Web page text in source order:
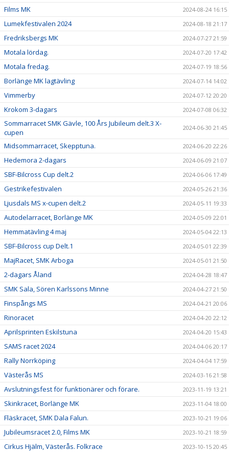
Films MK 2024-08-24 16:15
Lumekfestivalen 2024 2024-08-18 21:17
Fredriksbergs MK 2024-07-27 21:59
Motala lördag. 2024-07-20 17:42
Motala fredag. 2024-07-19 18:56
Borlänge MK lagtävling 2024-07-14 14:02
Vimmerby 2024-07-12 20:20
Krokom 3-dagars 2024-07-08 06:32
Sommarracet SMK Gävle, 100 Års Jubileum delt.3 X-
cupen
2024-06-30 21:45
Midsommarracet, Skepptuna. 2024-06-20 22:26
Hedemora 2-dagars 2024-06-09 21:07
SBF-Bilcross Cup delt.2 2024-06-06 17:49
Gestrikefestivalen 2024-05-26 21:36
Ljusdals MS x-cupen delt.2 2024-05-11 19:33
Autodelarracet, Borlänge MK 2024-05-09 22:01
Hemmatävling 4 maj 2024-05-04 22:13
SBF-Bilcross cup Delt.1 2024-05-01 22:39
MajRacet, SMK Arboga 2024-05-01 21:50
2-dagars Åland 2024-04-28 18:47
SMK Sala, Sören Karlssons Minne 2024-04-27 21:50
Finspångs MS 2024-04-21 20:06
Rinoracet 2024-04-20 22:12
Aprilsprinten Eskilstuna 2024-04-20 15:43
SAMS racet 2024 2024-04-06 20:17
Rally Norrköping 2024-04-04 17:59
Västerås MS 2024-03-16 21:58
Avslutningsfest för funktionärer och förare. 2023-11-19 13:21
Skinkracet, Borlänge MK 2023-11-04 18:00
Fläskracet, SMK Dala Falun. 2023-10-21 19:06
Jubileumsracet 2.0, Films MK 2023-10-21 18:59
Cirkus Hjälm, Västerås. Folkrace 2023-10-15 20:45